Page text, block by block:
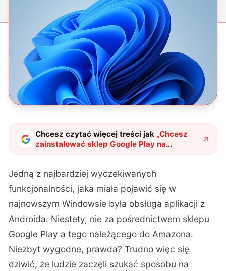
Chcesz czytać więcej treści jak „Chcesz
zainstalować sklep Google Play na
systemie Windows 11? Uważaj na złośliwe
Jedną z najbardziej wyczekiwanych
funkcjonalności, jaka miała pojawić się w
najnowszym Windowsie była obsługa aplikacji z
Androida. Niestety, nie za pośrednictwem sklepu
Google Play a tego należącego do Amazona.
Niezbyt wygodne, prawda? Trudno więc się
dziwić, że ludzie zaczęli szukać sposobu na